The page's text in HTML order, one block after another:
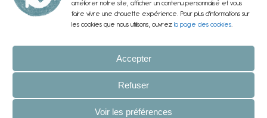
améliorer notre site, afficher un contenu personnalisé et vous
faire vivre une chouette expérience. Pour plus d'informations sur
les cookies que nous utilisons, ouvrez la page des cookies.
Accepter
Refuser
Voir les préférences
© 2026 - Bam badam.
Tous droits réservés.